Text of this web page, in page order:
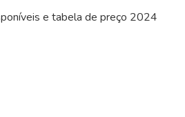
e tabela de preço 2024